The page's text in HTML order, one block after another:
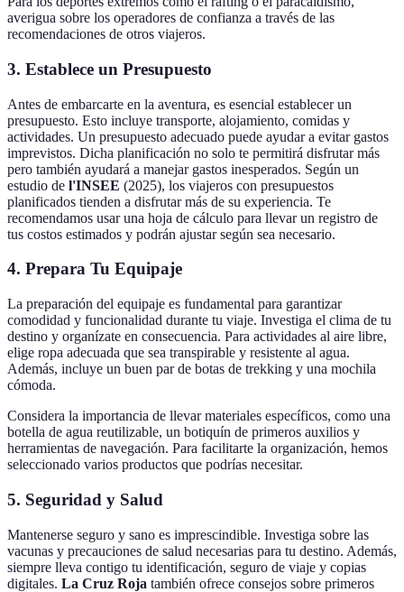
averigua sobre los operadores de confianza a través de las
recomendaciones de otros viajeros.
3. Establece un Presupuesto
Antes de embarcarte en la aventura, es esencial establecer un
presupuesto. Esto incluye transporte, alojamiento, comidas y
actividades. Un presupuesto adecuado puede ayudar a evitar gastos
imprevistos. Dicha planificación no solo te permitirá disfrutar más
pero también ayudará a manejar gastos inesperados. Según un
estudio de l'INSEE (2025), los viajeros con presupuestos
planificados tienden a disfrutar más de su experiencia. Te
recomendamos usar una hoja de cálculo para llevar un registro de
tus costos estimados y podrán ajustar según sea necesario.
4. Prepara Tu Equipaje
La preparación del equipaje es fundamental para garantizar
comodidad y funcionalidad durante tu viaje. Investiga el clima de tu
destino y organízate en consecuencia. Para actividades al aire libre,
elige ropa adecuada que sea transpirable y resistente al agua.
Además, incluye un buen par de botas de trekking y una mochila
cómoda.
Considera la importancia de llevar materiales específicos, como una
botella de agua reutilizable, un botiquín de primeros auxilios y
herramientas de navegación. Para facilitarte la organización, hemos
seleccionado varios productos que podrías necesitar.
5. Seguridad y Salud
Mantenerse seguro y sano es imprescindible. Investiga sobre las
vacunas y precauciones de salud necesarias para tu destino. Además,
siempre lleva contigo tu identificación, seguro de viaje y copias
digitales. La Cruz Roja también ofrece consejos sobre primeros